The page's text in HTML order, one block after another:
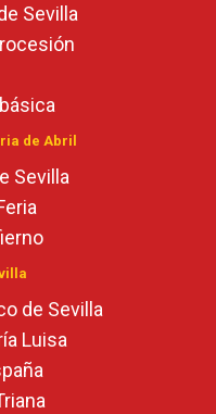
Sevilla
de Abril
Sevilla
de Sevilla
Luisa